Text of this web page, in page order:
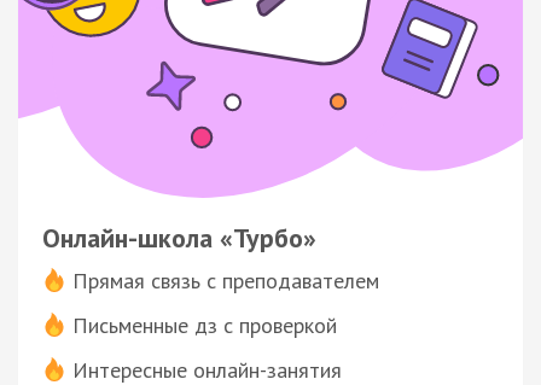
Онлайн-школа «Турбо»
Прямая связь с преподавателем
Письменные дз с проверкой
Интересные онлайн-занятия